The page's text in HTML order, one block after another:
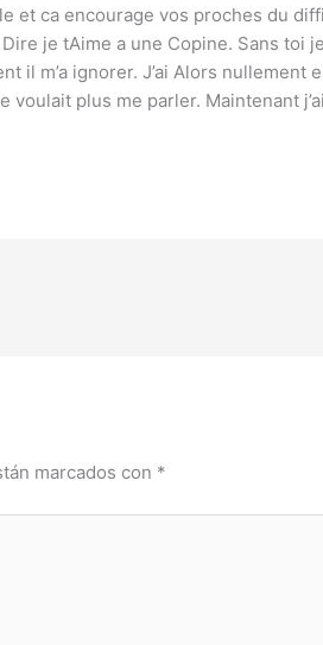
et ca encourage vos proches du
je tAime a une Copine. Sans toi
il m’a ignorer. J’ai Alors nullement
voulait plus me parler. Maintenant
marcados con *